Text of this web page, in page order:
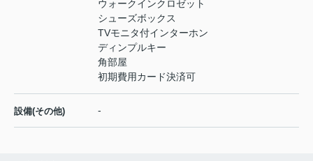
ウォークインクロゼット
シューズボックス
TVモニタ付インターホン
ディンプルキー
角部屋
初期費用カード決済可
設備(その他) -